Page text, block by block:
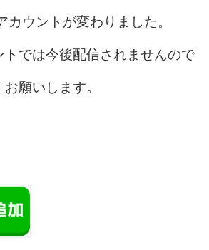
カウントが変わりました。
トでは今後配信されませんので
願いします。